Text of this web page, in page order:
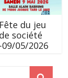
Fête du jeu
de société
-09/05/2026